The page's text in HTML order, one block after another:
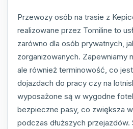
Przewozy osób na trasie z
realizowane przez Tomiline to
zarówno dla osób prywatnych,
zorganizowanych. Zapewniamy
ale również terminowość, co
dojazdach do pracy czy na
wyposażone są w wygodne
bezpieczne pasy, co zwiększa
podczas dłuższych przejazdów.